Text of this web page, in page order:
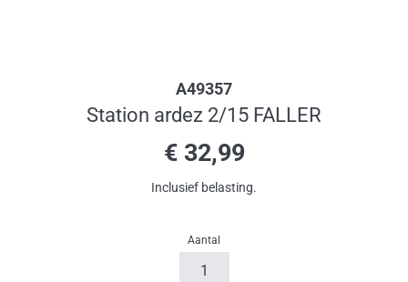
A49357
Station ardez 2/15 FALLER
Normale
prijs
€ 32,99
Inclusief belasting.
Aantal